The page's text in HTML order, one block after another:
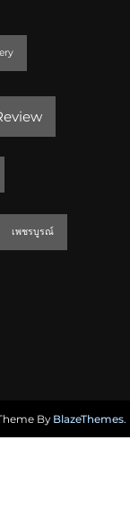
เพชรบูรณ์
By BlazeThemes.